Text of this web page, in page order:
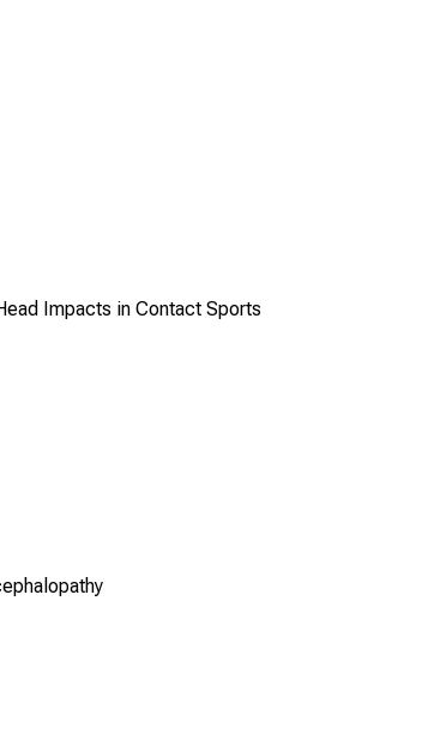
Impacts in Contact Sports